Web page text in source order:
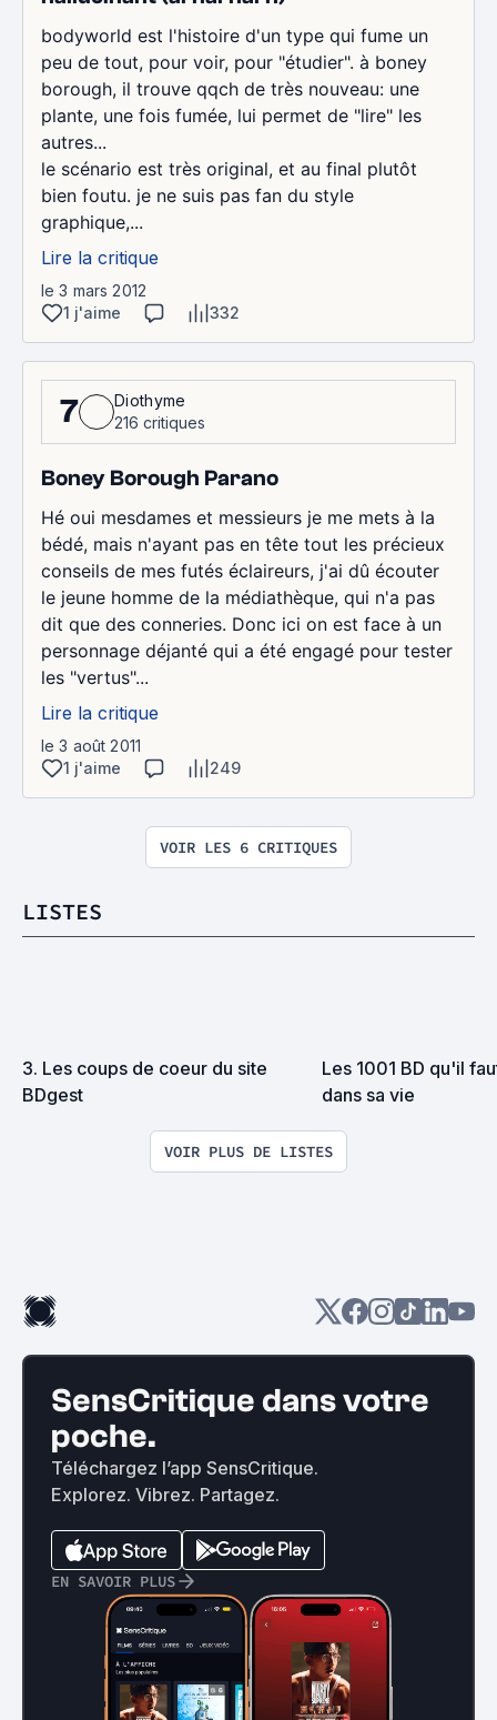
bodyworld est l'histoire d'un type qui fume un
peu de tout, pour voir, pour "étudier". à boney
borough, il trouve qqch de très nouveau: une
plante, une fois fumée, lui permet de "lire" les
autres...
le scénario est très original, et au final plutôt
bien foutu. je ne suis pas fan du style
graphique,...
Lire la critique
le 3 mars 2012
1 j'aime
332
7
Diothyme
216 critiques
Boney Borough Parano
Hé oui mesdames et messieurs je me mets à la
bédé, mais n'ayant pas en tête tout les précieux
conseils de mes futés éclaireurs, j'ai dû écouter
le jeune homme de la médiathèque, qui n'a pas
dit que des conneries. Donc ici on est face à un
personnage déjanté qui a été engagé pour tester
les "vertus"...
Lire la critique
le 3 août 2011
1 j'aime
249
VOIR LES 6 CRITIQUES
LISTES
3. Les coups de coeur du site
BDgest
Les 1001 BD qu'il
dans sa vie
VOIR PLUS DE LISTES
SensCritique dans votre
poche.
Téléchargez l’app SensCritique.
Explorez. Vibrez. Partagez.
EN SAVOIR PLUS